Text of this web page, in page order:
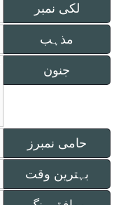
لکی نمبر
مذہب
جنون
حامی نمبرز
بہترین وقت